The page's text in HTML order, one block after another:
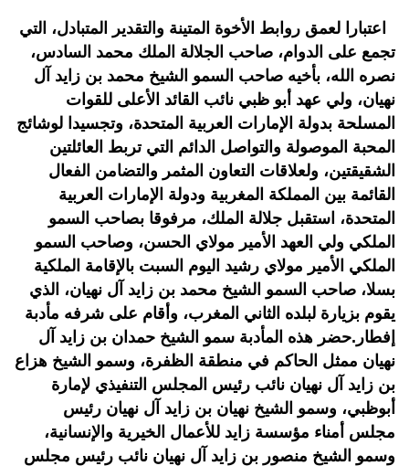
اعتبارا لعمق روابط الأخوة المتينة والتقدير المتبادل، التي
تجمع على الدوام، صاحب الجلالة الملك محمد السادس،
نصره الله، بأخيه صاحب السمو الشيخ محمد بن زايد آل
نهيان، ولي عهد أبو ظبي نائب القائد الأعلى للقوات
المسلحة بدولة الإمارات العربية المتحدة، وتجسيدا لوشائج
المحبة الموصولة والتواصل الدائم التي تربط العائلتين
الشقيقتين، ولعلاقات التعاون المثمر والتضامن الفعال
القائمة بين المملكة المغربية ودولة الإمارات العربية
المتحدة، استقبل جلالة الملك، مرفوقا بصاحب السمو
الملكي ولي العهد الأمير مولاي الحسن، وصاحب السمو
الملكي الأمير مولاي رشيد اليوم السبت بالإقامة الملكية
بسلا، صاحب السمو الشيخ محمد بن زايد آل نهيان، الذي
يقوم بزيارة لبلده الثاني المغرب، وأقام على شرفه مأدبة
إفطار.حضر هذه المأدبة سمو الشيخ حمدان بن زايد آل
نهيان ممثل الحاكم في منطقة الظفرة، وسمو الشيخ هزاع
بن زايد آل نهيان نائب رئيس المجلس التنفيذي لإمارة
أبوظبي، وسمو الشيخ نهيان بن زايد آل نهيان رئيس
مجلس أمناء مؤسسة زايد للأعمال الخيرية والإنسانية،
وسمو الشيخ منصور بن زايد آل نهيان نائب رئيس مجلس